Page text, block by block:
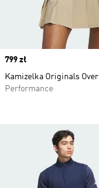
Price
799 zł
Kamizelka Originals
Performance